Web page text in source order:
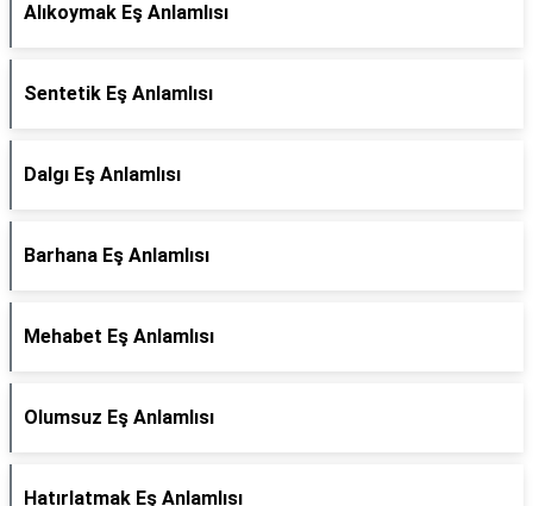
Alıkoymak Eş Anlamlısı
Sentetik Eş Anlamlısı
Dalgı Eş Anlamlısı
Barhana Eş Anlamlısı
Mehabet Eş Anlamlısı
Olumsuz Eş Anlamlısı
Hatırlatmak Eş Anlamlısı